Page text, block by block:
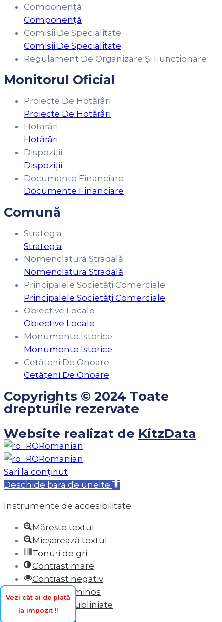
Componență
Componență
Comisii De Specialitate
Comisii De Specialitate
Regulament De Organizare Și Funcționare
Monitorul Oficial
Proiecte De Hotărâri
Proiecte De Hotărâri
Hotărâri
Hotărâri
Dispoziții
Dispoziții
Documente Financiare
Documente Financiare
Comună
Strategia
Strategia
Nomenclatura Stradală
Nomenclatura Stradală
Principalele Societăți Comerciale
Principalele Societăți Comerciale
Obiective Locale
Obiective Locale
Monumente Istorice
Monumente Istorice
Cetățeni De Onoare
Cetățeni De Onoare
Copyrights © 2024 Toate
drepturile rezervate
Website realizat de KitzData
Romanian
Romanian
Vezi cât ai de plată
la impozit !!
Sari la conținut
Deschide bara de unelte
Instrumente de accesibilitate
Mărește textul
Micșorează textul
Tonuri de gri
Contrast mare
Contrast negativ
Fundal luminos
Legături subliniate
Font lizibil